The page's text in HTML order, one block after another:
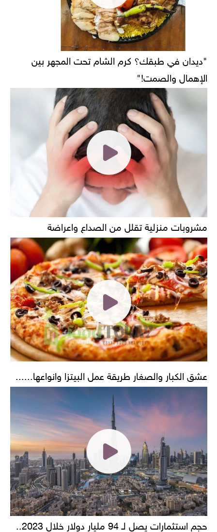
"ديدان في طبقك؟ كرم الشام تحت المجهر بين
الإهمال والصمت!"
مشروبات منزلية تقلل من الصداع واعراضة
عشق الكبار والصغار طريقة عمل البيتزا وانواعها......